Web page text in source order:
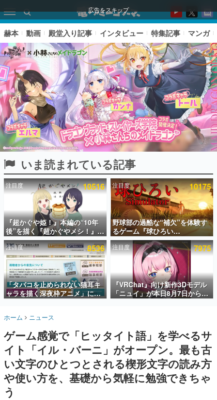
広告をスキップ
ピックアップ
電ファミのいま読まれている記事ランキング
アプリセール情報
インタビュー
連載・特集一覧
殿堂入り記事
SNS拡散数が数千以上！ ページビュー数万以上！ などな
ど。多くの人々に読まれた、電ファミ渾身の“殿堂入り”記
事をまとめました。
名作ゲームクリエイターの方々に製作時のエピソードをお
きます。
赫本
この物語を解いてはいけない。『赫本』は、〈試験問題〉
の形をした短編ホラー小説集です。
赫本 動画 殿堂入り記事 インタビュー 特集記事 マンガ
いま読まれている記事
注目度 10516
『超かぐや姫！』本編の“10年
後”を描く『超かぐやメシ！』
Web連載決定。新たなWebマン
ガレーベル「ビビビコミック」
にて特別話が掲載スタート、あ
のお話には…まだ続きがある！
注目度 10175
野球部の過酷な“補欠”を体験す
るゲーム『球ひろい
Simulator』が「1件」のウィッ
シュリストをもとにチェコ語に
対応しSNSで話題に。『キング
ダム・カム』開発元やチェコの
プロ野球選手から称賛の声
注目度 8536
「タバコを止められない猫耳キ
ャラを描く深夜枠アニメ」に視
聴者の一部から批判意見。違法
て、BPOが議論を交わす
注目度 7975
『VRChat』向け新作3Dモデル
「ニュイ」が本日8月7日から
BOOTHにて発売。瞳に光る星
ホーム ニュース
ゲーム感覚で「ヒッタイト語」を学べるサ
イト「イル・バーニ」がオープン。最も古
い文字のひとつとされる楔形文字の読み方
や使い方を、基礎から気軽に勉強できちゃ
う